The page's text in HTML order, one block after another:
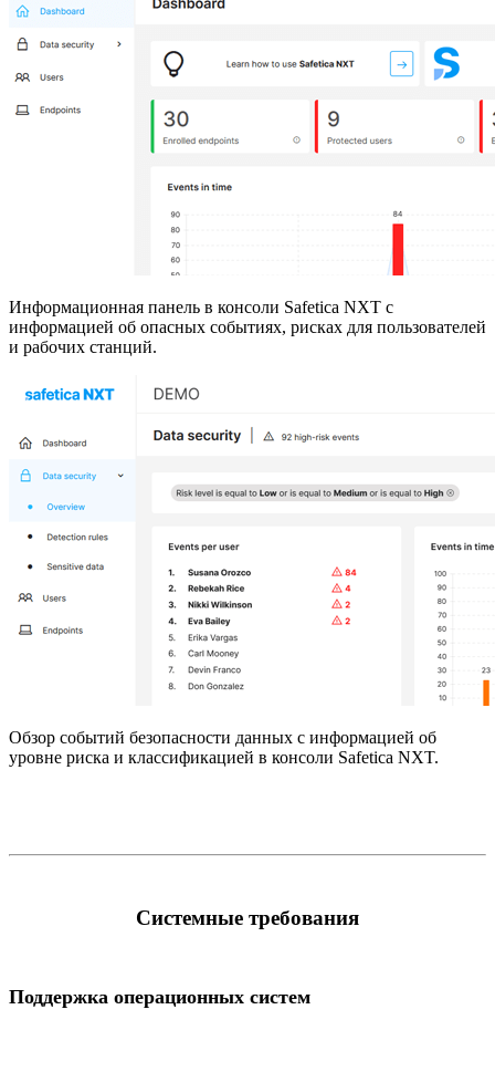
Информационная панель в консоли Safetica NXT с
информацией об опасных событиях, рисках для пользователей
и рабочих станций.
Обзор событий безопасности данных с информацией об
уровне риска и классификацией в консоли Safetica NXT.
Системные требования
Поддержка операционных систем